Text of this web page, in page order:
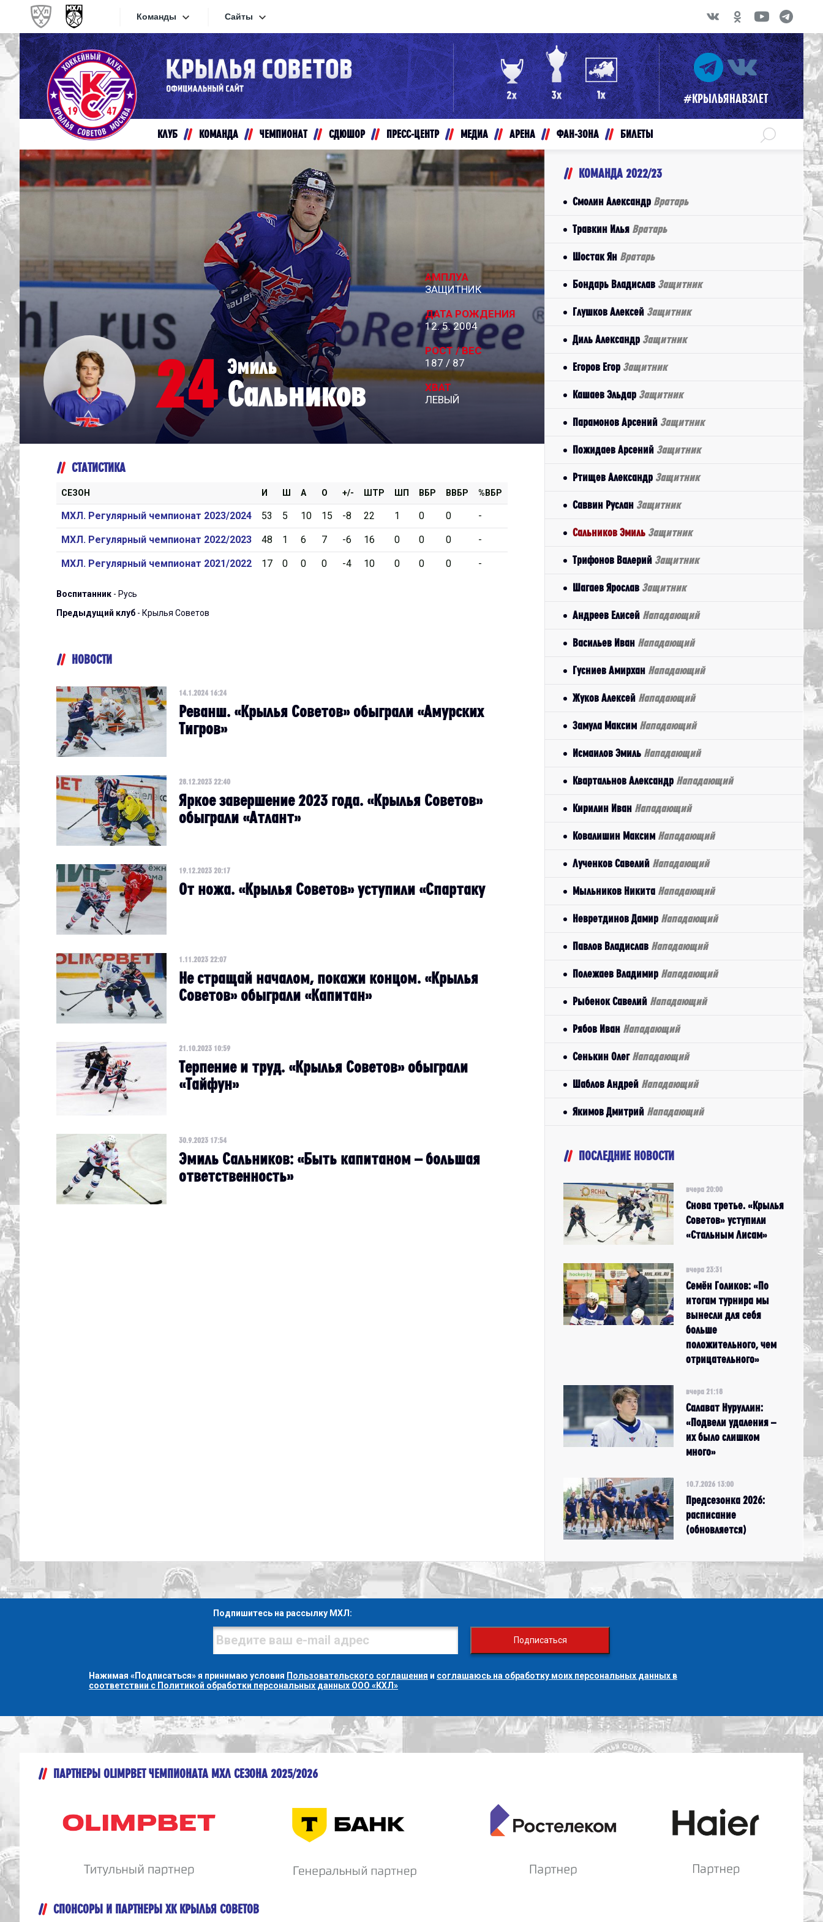
Команды
Конференция «Запад»
Дивизион Золотой
Академия Михайлова
Красная Армия
Локо
МХК Спартак
СКА-1946
Дивизион Серебряный
Академия СКА
АКМ-Юниор
Амурские Тигры
Красная Машина-Юниор
Крылья Советов
МХК Динамо-Карелия
МХК Спартак-МАХ
ХК Капитан
Конференция «Восток»
Дивизион Золотой
Авто
Кузнецкие Медведи
Мамонты Югры
Омские Ястребы
Стальные Лисы
Толпар
Дивизион Серебряный
АКМ-Новомосковск
Красноярские Рыси
Ладья
Локо-76
МХК Молот
Реактор
Сибирские Cнайперы
Спутник Ал
Сайты
Сайты
Видеотрансляции
Хайлайты
Текстовые трансляции
Интернет-магазин
Приложение МХЛ
#КРЫЛЬЯНАВЗЛЕТ
КЛУБ КОМАНДА ЧЕМПИОНАТ СДЮШОР ПРЕСС-ЦЕНТР МЕДИА АРЕНА ФАН-ЗОНА БИЛЕТЫ
24 Эмиль
Сальников
АМПЛУА
ЗАЩИТНИК
ДАТА РОЖДЕНИЯ
12. 5. 2004
РОСТ / ВЕС
187 / 87
ХВАТ
ЛЕВЫЙ
СТАТИСТИКА
СЕЗОН И Ш А О +/- ШТР ШП ВБР ВВБР %ВБР
МХЛ. Регулярный чемпионат 2023/2024 53 5 10 15 -8 22 1 0 0 -
МХЛ. Регулярный чемпионат 2022/2023 48 1 6 7 -6 16 0 0 0 -
МХЛ. Регулярный чемпионат 2021/2022 17 0 0 0 -4 10 0 0 0 -
Воспитанник - Русь
Предыдущий клуб - Крылья Советов
НОВОСТИ
14.1.2024 16:24
Реванш. «Крылья Советов» обыграли «Амурских
Тигров»
28.12.2023 22:40
Яркое завершение 2023 года. «Крылья Советов»
обыграли «Атлант»
19.12.2023 20:17
От ножа. «Крылья Советов» уступили «Спартаку
1.11.2023 22:07
Не стращай началом, покажи концом. «Крылья
Советов» обыграли «Капитан»
21.10.2023 10:59
Терпение и труд. «Крылья Советов» обыграли
«Тайфун»
30.9.2023 17:54
Эмиль Сальников: «Быть капитаном – большая
ответственность»
КОМАНДА 2022/23
Смолин Александр Вратарь
Травкин Илья Вратарь
Шостак Ян Вратарь
Бондарь Владислав Защитник
Глушков Алексей Защитник
Диль Александр Защитник
Егоров Егор Защитник
Кашаев Эльдар Защитник
Парамонов Арсений Защитник
Пожидаев Арсений Защитник
Ртищев Александр Защитник
Саввин Руслан Защитник
Сальников Эмиль Защитник
Трифонов Валерий Защитник
Шагаев Ярослав Защитник
Андреев Елисей Нападающий
Васильев Иван Нападающий
Гусниев Амирхан Нападающий
Жуков Алексей Нападающий
Замула Максим Нападающий
Исмаилов Эмиль Нападающий
Квартальнов Александр Нападающий
Кирилин Иван Нападающий
Ковалишин Максим Нападающий
Лученков Савелий Нападающий
Мыльников Никита Нападающий
Невретдинов Дамир Нападающий
Павлов Владислав Нападающий
Полежаев Владимир Нападающий
Рыбенок Савелий Нападающий
Рябов Иван Нападающий
Сенькин Олег Нападающий
Шаблов Андрей Нападающий
Якимов Дмитрий Нападающий
ПОСЛЕДНИЕ НОВОСТИ
вчера 20:00
Снова третье. «Крылья
Советов» уступили
«Стальным Лисам»
вчера 23:31
Семён Голиков: «По
итогам турнира мы
вынесли для себя
больше
положительного, чем
отрицательного»
вчера 21:18
Салават Нуруллин:
«Подвели удаления –
их было слишком
много»
10.7.2026 13:00
Предсезонка 2026:
расписание
(обновляется)
Подпишитесь на рассылку МХЛ:
Подписаться
Нажимая «Подписаться» я принимаю условия Пользовательского соглашения и соглашаюсь на обработку моих персональных данных в
соответствии с Политикой обработки персональных данных ООО «КХЛ»
ПАРТНЕРЫ OLIMPBET ЧЕМПИОНАТА МХЛ СЕЗОНА 2025/2026
СПОНСОРЫ И ПАРТНЕРЫ ХК КРЫЛЬЯ СОВЕТОВ